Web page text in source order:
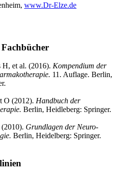
www.Dr-Elze.de
et al. (2016). Kompendium der
11. Auflage. Berlin,
O (2012). Handbuch der
Berlin, Heidleberg: Springer.
Grundlagen der Neuro-
Berlin, Heidelberg: Springer.